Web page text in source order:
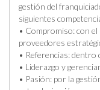
gestión del
siguientes
• Compromiso: con
proveedores
• Referencias:
• Liderazgo y
• Pasión: por la